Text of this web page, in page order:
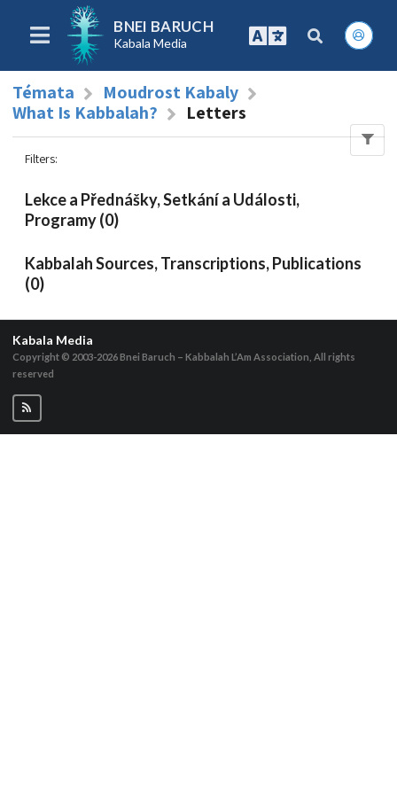
BNEI BARUCH
Kabala Media
Témata
Moudrost Kabaly
What Is Kabbalah?
Letters
Filters:
Lekce a Přednášky, Setkání a Události,
Programy (0)
Kabbalah Sources, Transcriptions, Publications
(0)
Kabala Media
Copyright © 2003-2026Bnei Baruch – Kabbalah L’Am Association, All rights
reserved